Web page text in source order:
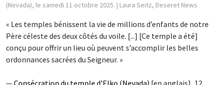
(Nevada), le samedi 11 octobre 2025. | Laura Seitz, Deseret News
« Les temples bénissent la vie de millions d’enfants de notre
Père céleste des deux côtés du voile. [...] [Ce temple a été]
conçu pour offrir un lieu où peuvent s’accomplir les belles
ordonnances sacrées du Seigneur. »